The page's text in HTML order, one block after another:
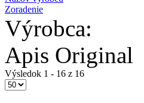
Zoradenie
Výrobca:
Apis Original
Výsledok 1 - 16 z 16